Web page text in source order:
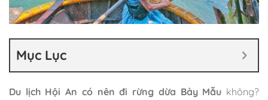
Mục Lục
Du lịch Hội An có nên đi rừng dừa Bảy Mẫu không?